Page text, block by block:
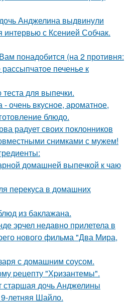
Анджелина выдвинули
с Ксенией Собчак.
понадобится (на 2 противня:
печенье к
для выпечки.
очень вкусное, ароматное,
блюдо.
радует своих поклонников
снимками с мужем!
домашней выпечкой к чаю
перекуса в домашних
из баклажана.
эрчел недавно прилетела в
нового фильма "Два Мира,
с домашним соусом.
pецепту "Хpизантемы".
старшая дочь Анджелины
летняя Шайло.